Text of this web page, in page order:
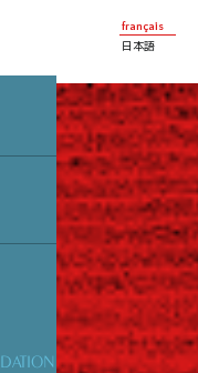
français
日本語